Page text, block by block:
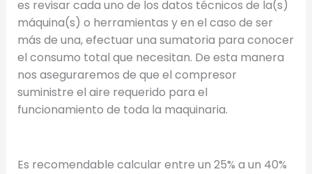
es revisar cada uno de los datos técnicos de la(s)
máquina(s) o herramientas y en el caso de ser
más de una, efectuar una sumatoria para conocer
el consumo total que necesitan. De esta manera
nos aseguraremos de que el compresor
suministre el aire requerido para el
funcionamiento de toda la maquinaria.
Es recomendable calcular entre un 25% a un 40%